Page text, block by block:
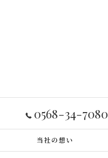
0568-34-7080
当社の想い